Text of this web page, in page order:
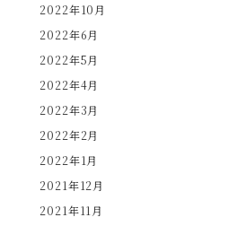
2022年10月
2022年6月
2022年5月
2022年4月
2022年3月
2022年2月
2022年1月
2021年12月
2021年11月